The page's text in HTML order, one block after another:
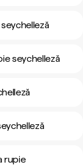
seychelleză
rupie